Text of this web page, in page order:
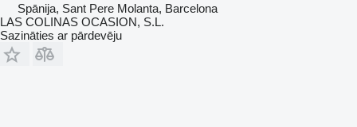
Spānija, Sant Pere Molanta, Barcelona
LAS COLINAS OCASION, S.L.
Sazināties ar pārdevēju